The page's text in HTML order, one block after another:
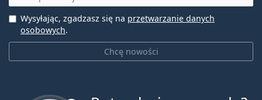
Chcę nowości
Wysyłając, zgadzasz się na przetwarzanie danych
osobowych.